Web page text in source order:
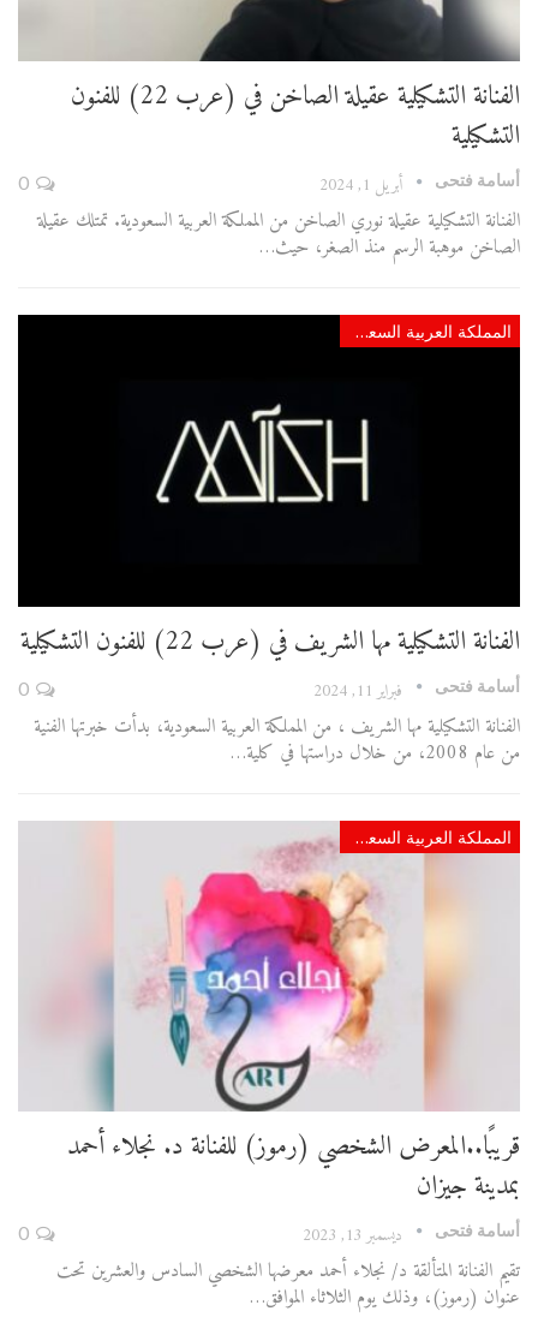
الفنانة التشكيلية عقيلة الصاخن في (عرب 22) للفنون
التشكيلية
أسامة فتحى أبريل 1, 2024
الفنانة التشكيلية عقيلة نوري الصاخن من المملكة العربية السعودية. تمتلك عقيلة
الصاخن موهبة الرسم منذ الصغر، حيث…
المملكة العربية السعودية
الفنانة التشكيلية مها الشريف في (عرب 22) للفنون التشكيلية
أسامة فتحى فبراير 11, 2024
الفنانة التشكيلية مها الشريف ، من المملكة العربية السعودية، بدأت خبرتها الفنية
من عام 2008، من خلال دراستها في كلية…
المملكة العربية السعودية
قريبًا..المعرض الشخصي (رموز) للفنانة د. نجلاء أحمد
بمدينة جيزان
أسامة فتحى ديسمبر 13, 2023
تقيم الفنانة المتألقة د/ نجلاء أحمد معرضها الشخصي السادس والعشرين تحت
عنوان (رموز)، وذلك يوم الثلاثاء الموافق…